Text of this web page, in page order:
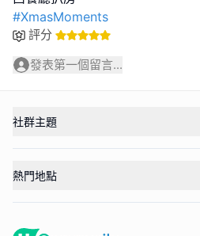
#XmasMoments
評分
發表第一個留言...
社群主題
熱門地點